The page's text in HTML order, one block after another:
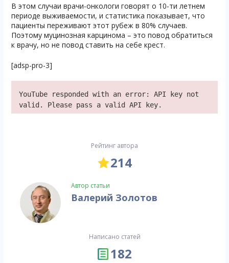
В этом случаи врачи-онкологи говорят о 10-ти летнем
периоде выживаемости, и статистика показывает, что
пациенты переживают этот рубеж в 80% случаев.
Поэтому муцинозная карцинома – это повод обратиться
к врачу, но не повод ставить на себе крест.
[adsp-pro-3]
YouTube responded with an error: API key not
valid. Please pass a valid API key.
Рейтинг автора
214
Автор статьи
Валерий Золотов
Написано статей
182